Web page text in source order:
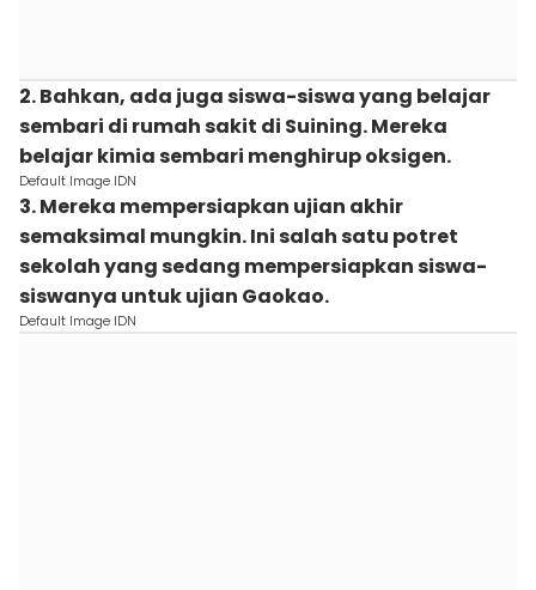
2. Bahkan, ada juga siswa-siswa yang belajar
sembari di rumah sakit di Suining. Mereka
belajar kimia sembari menghirup oksigen.
Default Image IDN
3. Mereka mempersiapkan ujian akhir
semaksimal mungkin. Ini salah satu potret
sekolah yang sedang mempersiapkan siswa-
siswanya untuk ujian Gaokao.
Default Image IDN